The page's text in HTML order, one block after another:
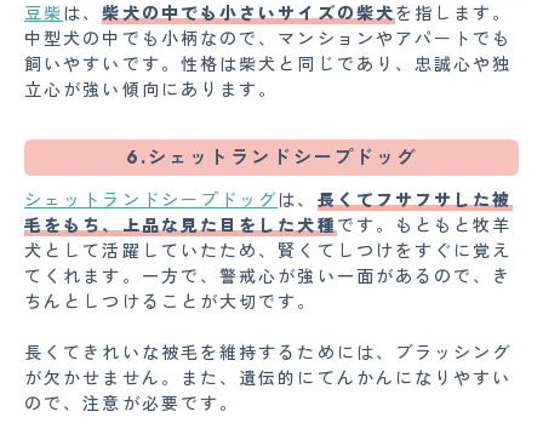
豆柴は、柴犬の中でも小さいサイズの柴犬を指します。
中型犬の中でも小柄なので、マンションやアパートでも
飼いやすいです。性格は柴犬と同じであり、忠誠心や独
立心が強い傾向にあります。
6.シェットランドシープドッグ
シェットランドシープドッグは、 長くてフサフサした被
毛をもち、上品な見た目をした犬種です。もともと牧羊
犬として活躍していたため、賢くてしつけをすぐに覚え
てくれます。一方で、警戒心が強い一面があるので、き
ちんとしつけることが大切です。
長くてきれいな被毛を維持するためには、ブラッシング
が欠かせません。また、遺伝的にてんかんになりやすい
ので、注意が必要です。